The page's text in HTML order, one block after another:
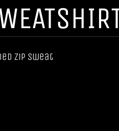
Zip Sweat